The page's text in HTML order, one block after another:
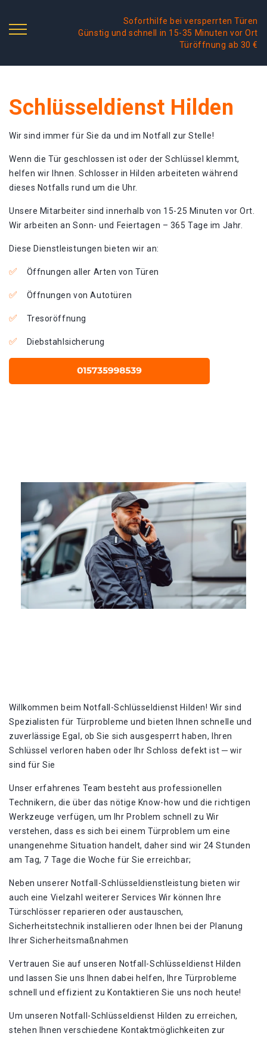
Soforthilfe bei versperrten Türen
Günstig und schnell in 15-35 Minuten vor Ort
Türöffnung ab 30 €
Schlüsseldienst Hilden
Wir sind immer für Sie da und im Notfall zur Stelle!
Wenn die Tür geschlossen ist oder der Schlüssel klemmt,
helfen wir Ihnen. Schlosser in Hilden arbeiteten während
dieses Notfalls rund um die Uhr.
Unsere Mitarbeiter sind innerhalb von 15-25 Minuten vor Ort.
Wir arbeiten an Sonn- und Feiertagen – 365 Tage im Jahr.
Diese Dienstleistungen bieten wir an:
Öffnungen aller Arten von Türen
Öffnungen von Autotüren
Tresoröffnung
Diebstahlsicherung
Willkommen beim Notfall-Schlüsseldienst Hilden!​ Wir sind
Spezialisten für Türprobleme und bieten Ihnen schnelle und
zuverlässige Egal, ob Sie sich ausgesperrt haben, Ihren
Schlüssel verloren haben oder Ihr Schloss defekt ist ─ wir
sind für Sie
Unser erfahrenes Team besteht aus professionellen
Technikern, die über das nötige Know-how und die richtigen
Werkzeuge verfügen, um Ihr Problem schnell zu Wir
verstehen, dass es sich bei einem Türproblem um eine
unangenehme Situation handelt, daher sind wir 24 Stunden
am Tag, 7 Tage die Woche für Sie erreichbar;
Neben unserer Notfall-Schlüsseldienstleistung bieten wir
auch eine Vielzahl weiterer Services Wir können Ihre
Türschlösser reparieren oder austauschen,
Sicherheitstechnik installieren oder Ihnen bei der Planung
Ihrer Sicherheitsmaßnahmen
Vertrauen Sie auf unseren Notfall-Schlüsseldienst Hilden
und lassen Sie uns Ihnen dabei helfen, Ihre Türprobleme
schnell und effizient zu Kontaktieren Sie uns noch heute!
Um unseren Notfall-Schlüsseldienst Hilden zu erreichen,
stehen Ihnen verschiedene Kontaktmöglichkeiten zur